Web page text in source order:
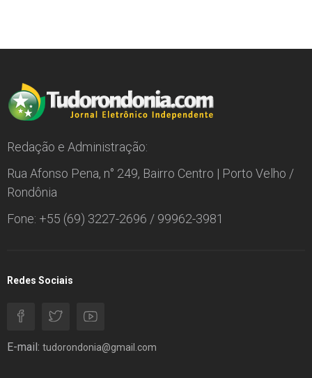
Redação e Administração:
Rua Afonso Pena, n° 249, Bairro Centro | Porto Velho /
Rondônia
Fone: +55 (69) 3227-2696 / 99962-3981
Redes Sociais
E-mail: tudorondonia@gmail.com